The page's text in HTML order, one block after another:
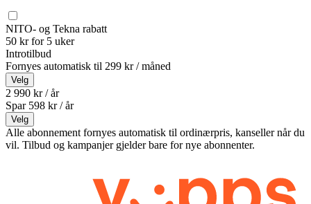
NITO- og Tekna rabatt
50 kr for 5 uker
Introtilbud
Fornyes automatisk til 299 kr / måned
Velg
2 990 kr / år
Spar 598 kr /år
Velg
Alle abonnement fornyes automatisk til ordinærpris, kanseller når du
vil. Tilbud og kampanjer gjelder bare for nye abonnenter.